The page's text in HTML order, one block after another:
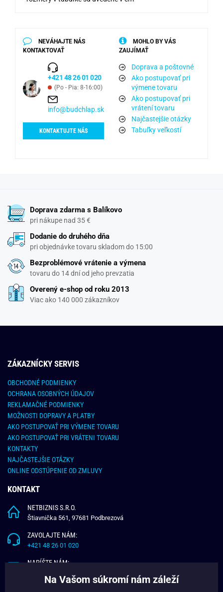
NEVÁHAJTE NÁS
KONTAKTOVAŤ
+421 48 26 01 020
(Po - Pia: 8-16:00)
info@budchlap.sk
KONTAKTUJTE NÁS
MOHLO BY VÁS
ZAUJÍMAŤ
Doprava a poštovné
Ako postupovať pri
výmene tovaru
Ako postupovať pri
vrátení tovaru
Najčastejšie otázky
Tabuľky veľkostí
Doprava zdarma s Balíkovo
pri nákupe nad 35 €
Dodanie do druhého dňa
pri objednávke tovaru skladom do 15:00
Bezproblémové vrátenie a výmena
tovaru do 14 dní od jeho prevzatia
Overený e-shop od roku 2013
Viac ako 140 000 zákazníkov
ZÁKAZNÍCKY SERVIS
OBCHODNÉ PODMIENKY
OCHRANA OSOBNÝCH ÚDAJOV
REKLAMAČNÉ PODMIENKY
MOŽNOSTI DOPRAVY A PLATBY
AKO POSTUPOVAŤ PRI VÝMENE TOVARU
AKO POSTUPOVAŤ PRI VRÁTENI TOVARU
KONTAKTY
NAJČASTEJŠIE OTÁZKY
ONLINE ODSTÚPENIE OD ZMLUVY
KONTAKT
NETBIZNIS S.R.O.
Štiavnička 561, 97681 Podbrezová
ZAVOLAJTE NÁM:
+421 48 26 01 020
NAPÍŠTE NÁM:
Na Vašom súkromí nám záleží